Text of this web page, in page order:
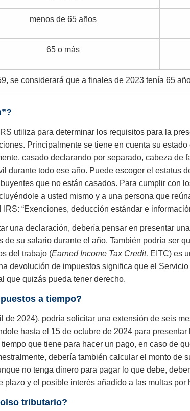
menos de 65 años
65 o más
se considerará que a finales de 2023 tenía 65
utiliza para determinar los requisitos para la
Principalmente se tiene en cuenta su
casado declarando por separado, cabeza de
durante todo ese año. Puede escoger el estatus
que no están casados. Para cumplir con
a usted mismo y a una persona que
IRS: “Exenciones, deducción estándar e
una declaración, debería pensar en presentar
su salario durante el año. También podría ser
del trabajo (Earned Income Tax Credit, EITC) es
devolución de impuestos significa que el
que quizás pueda tener derecho.
a tiempo?
2024), podría solicitar una extensión de seis
hasta el 15 de octubre de 2024 para
que tiene para hacer un pago, en caso de
debería también calcular el monto de
no tenga dinero para pagar lo que debe,
y el posible interés añadido a las multas por
tributario?